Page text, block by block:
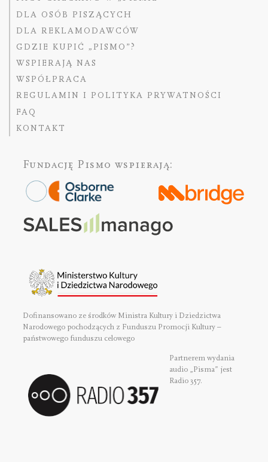
DLA OSÓB PISZĄCYCH
DLA REKLAMODAWCÓW
GDZIE KUPIĆ „PISMO”?
WSPIERAJĄ NAS
WSPÓŁPRACA
REGULAMIN I POLITYKA PRYWATNOŚCI
FAQ
KONTAKT
Fundację Pismo wspierają:
Dofinansowano ze środków Ministra Kultury i Dziedzictwa
Narodowego pochodzących z Funduszu Promocji Kultury –
państwowego funduszu celowego
Partnerem wydania
audio „Pisma” jest
Radio 357.